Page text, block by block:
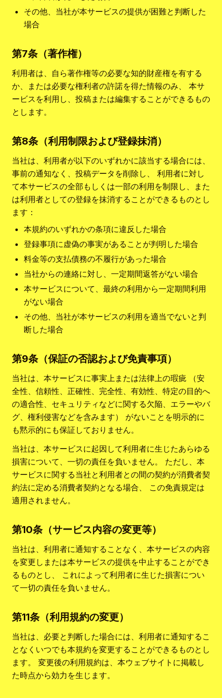
その他、当社が本サービスの提供が困難と判断した
場合
第7条（著作権）
利用者は、自ら著作権等の必要な知的財産権を有する
か、または必要な権利者の許諾を得た情報のみ、 本サ
ービスを利用し、投稿または編集することができるもの
とします。
第8条（利用制限および登録抹消）
当社は、利用者が以下のいずれかに該当する場合には、
事前の通知なく、投稿データを削除し、 利用者に対し
て本サービスの全部もしくは一部の利用を制限し、また
は利用者としての登録を抹消することができるものとし
ます：
本規約のいずれかの条項に違反した場合
登録事項に虚偽の事実があることが判明した場合
料金等の支払債務の不履行があった場合
当社からの連絡に対し、一定期間返答がない場合
本サービスについて、最終の利用から一定期間利用
がない場合
その他、当社が本サービスの利用を適当でないと判
断した場合
第9条（保証の否認および免責事項）
当社は、本サービスに事実上または法律上の瑕疵 （安
全性、信頼性、正確性、完全性、有効性、特定の目的へ
の適合性、セキュリティなどに関する欠陥、エラーやバ
グ、権利侵害などを含みます） がないことを明示的に
も黙示的にも保証しておりません。
当社は、本サービスに起因して利用者に生じたあらゆる
損害について、一切の責任を負いません。 ただし、本
サービスに関する当社と利用者との間の契約が消費者契
約法に定める消費者契約となる場合、 この免責規定は
適用されません。
第10条（サービス内容の変更等）
当社は、利用者に通知することなく、本サービスの内容
を変更しまたは本サービスの提供を中止することができ
るものとし、 これによって利用者に生じた損害につい
て一切の責任を負いません。
第11条（利用規約の変更）
当社は、必要と判断した場合には、利用者に通知するこ
となくいつでも本規約を変更することができるものとし
ます。 変更後の利用規約は、本ウェブサイトに掲載し
た時点から効力を生じます。